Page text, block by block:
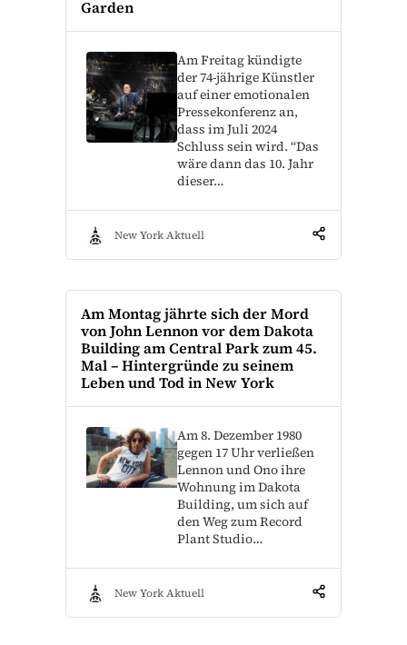
Garden
Am Freitag kündigte
der 74-jährige Künstler
auf einer emotionalen
Pressekonferenz an,
dass im Juli 2024
Schluss sein wird. “Das
wäre dann das 10. Jahr
dieser…
New York Aktuell
Am Montag jährte sich der Mord
von John Lennon vor dem Dakota
Building am Central Park zum 45.
Mal – Hintergründe zu seinem
Leben und Tod in New York
Am 8. Dezember 1980
gegen 17 Uhr verließen
Lennon und Ono ihre
Wohnung im Dakota
Building, um sich auf
den Weg zum Record
Plant Studio…
New York Aktuell